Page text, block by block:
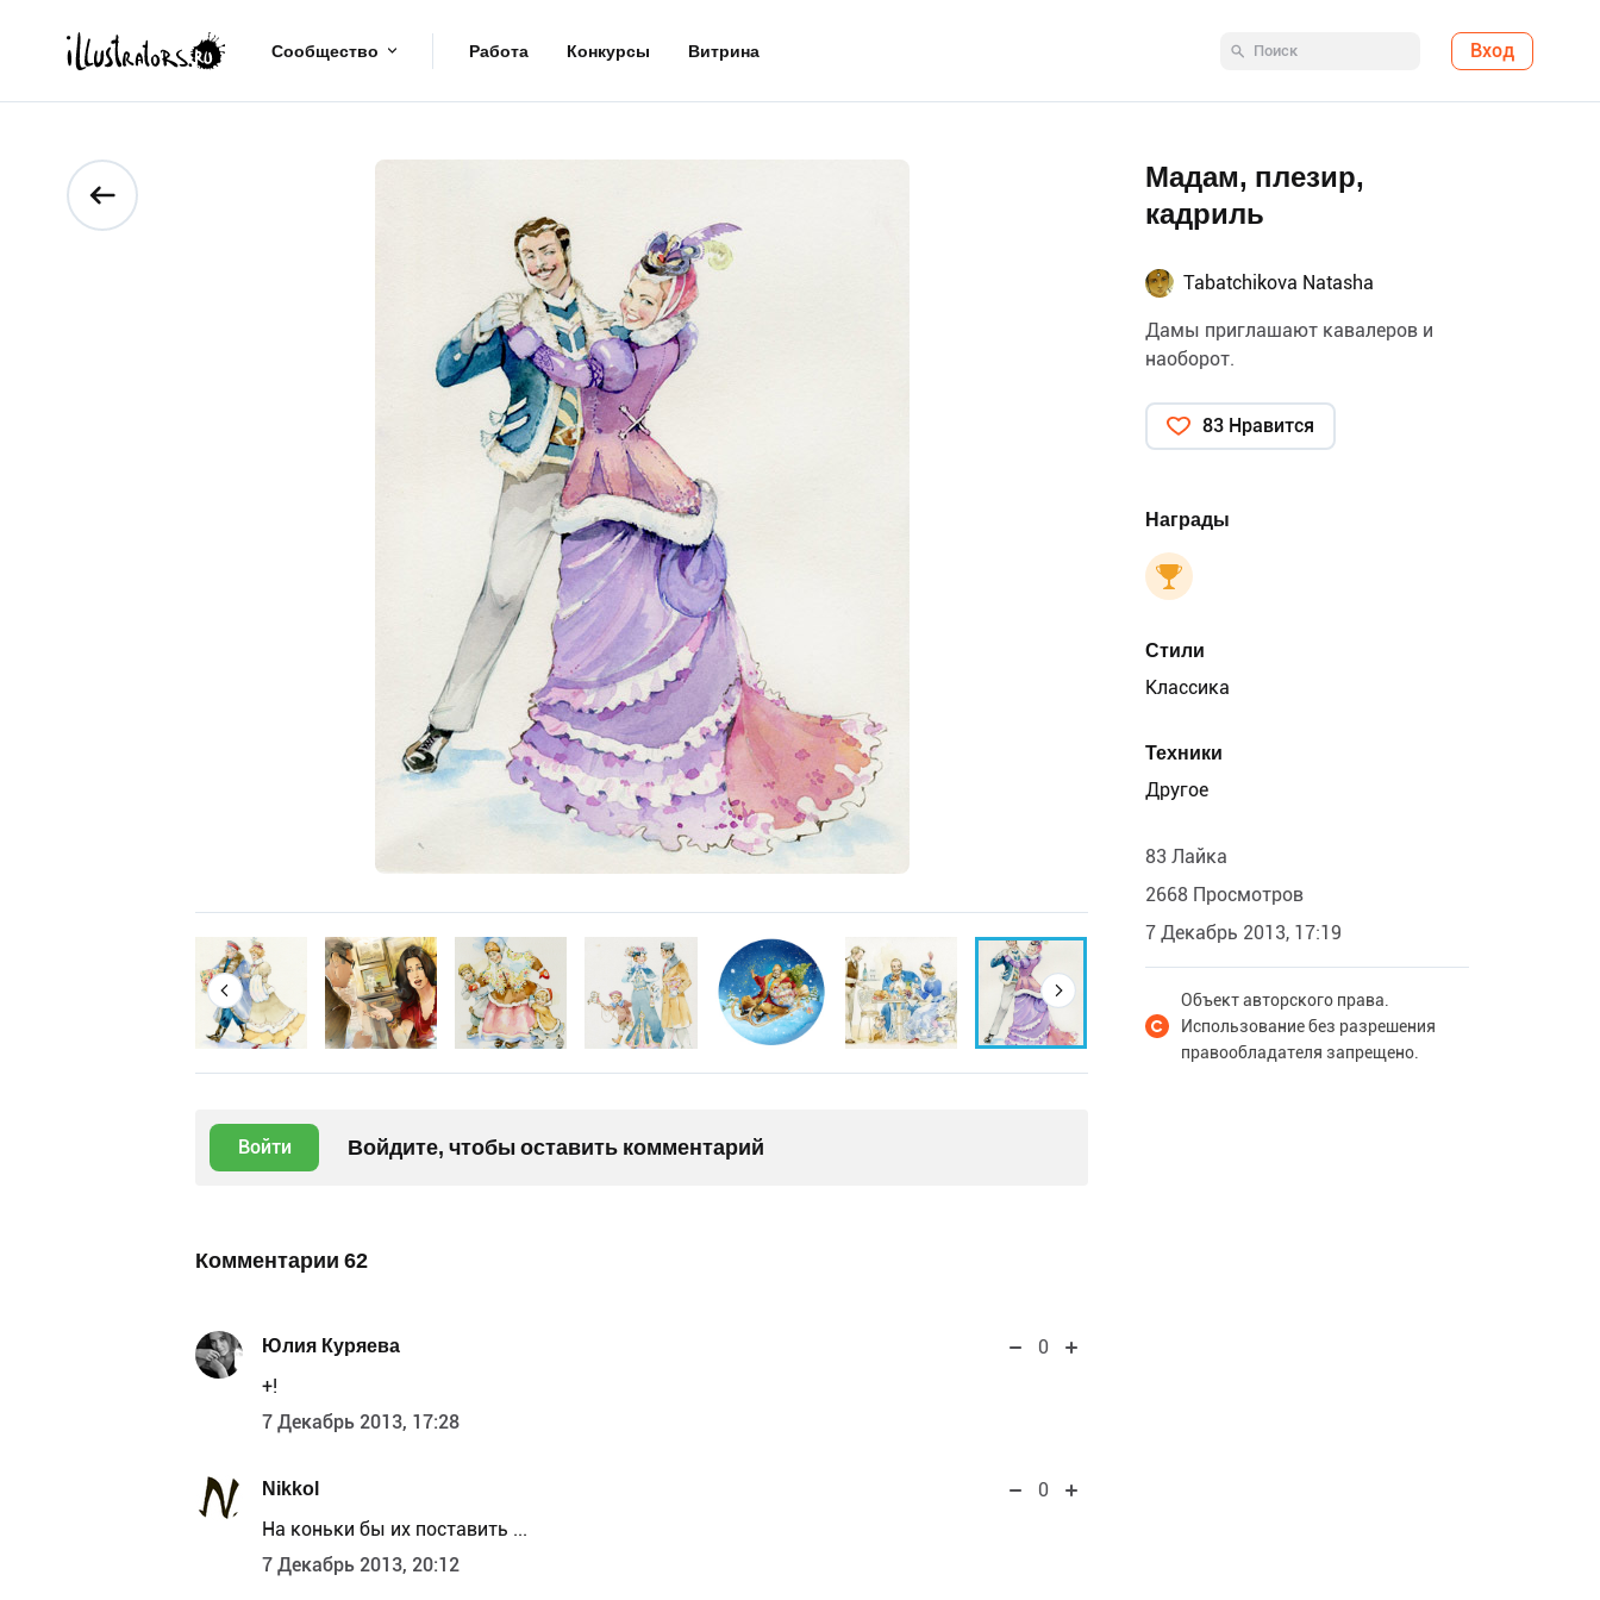
Сообщество Работа Конкурсы Витрина Вход
Войти Войдите, чтобы оставить комментарий
Комментарии 62
Юлия Куряева
0
+!
7 Декабрь 2013, 17:28
Nikkol
0
На коньки бы их поставить ...
7 Декабрь 2013, 20:12
Мадам, плезир,
кадриль
Tabatchikova Natasha
Дамы приглашают кавалеров и
наоборот.
83 Нравится
Награды
Стили
Классика
Техники
Другое
83 Лайка
2668 Просмотров
7 Декабрь 2013, 17:19
Объект авторского права.
Использование без разрешения
правообладателя запрещено.